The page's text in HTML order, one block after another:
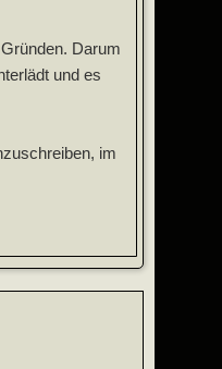
Darum
und es
im